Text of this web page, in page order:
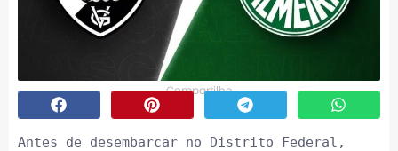
Compartilhe
Antes de desembarcar no Distrito Federal,